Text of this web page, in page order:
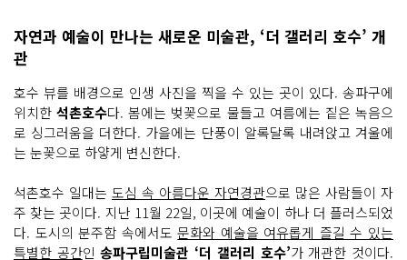
자연과 예술이 만나는 새로운 미술관, ‘더 갤러리 호수’ 개
관
호수 뷰를 배경으로 인생 사진을 찍을 수 있는 곳이 있다. 송파구에
위치한석촌호수다. 봄에는 벚꽃으로 물들고 여름에는 짙은 녹음으
로 싱그러움을 더한다. 가을에는 단풍이 알록달록 내려앉고 겨울에
는 눈꽃으로 하얗게 변신한다.
석촌호수 일대는 도심 속 아름다운 자연경관으로 많은 사람들이 자
주 찾는 곳이다. 지난 11월 22일, 이곳에 예술이 하나 더 플러스되었
다. 도시의 분주함 속에서도문화와 예술을 여유롭게 즐길 수 있는
특별한 공간인송파구립미술관 ‘더 갤러리 호수’가 개관한 것이다.